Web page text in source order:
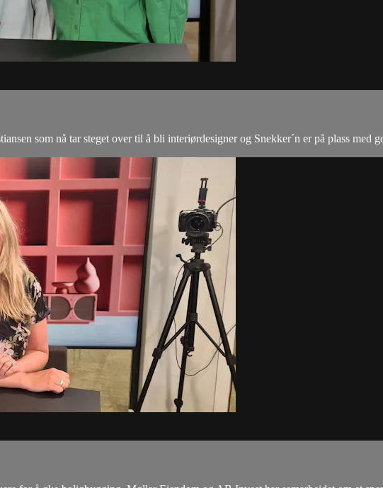
som nå tar steget over til å bli interiørdesigner og Snekker´n er på plass med